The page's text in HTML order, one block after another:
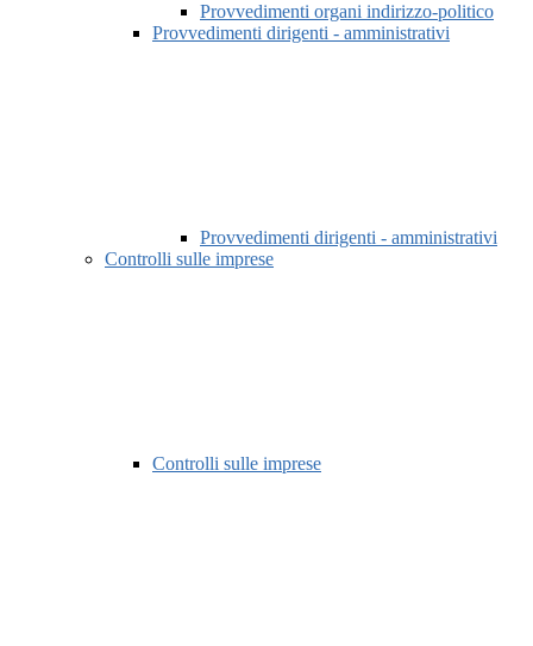
Provvedimenti organi indirizzo-politico
Provvedimenti dirigenti - amministrativi
Provvedimenti dirigenti - amministrativi
Controlli sulle imprese
Controlli sulle imprese